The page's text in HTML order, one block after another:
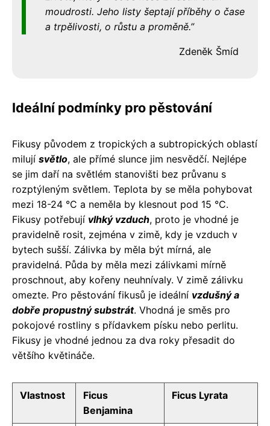
moudrosti. Jeho listy šeptají příběhy o čase
a trpělivosti, o růstu a proměně.
Zdeněk Šmíd
Ideální podmínky pro pěstování
Fikusy původem z tropických a subtropických oblastí
milují světlo, ale přímé slunce jim nesvědčí. Nejlépe
se jim daří na světlém stanovišti bez průvanu s
rozptýleným světlem. Teplota by se měla pohybovat
mezi 18-24 °C a neměla by klesnout pod 15 °C.
Fikusy potřebují vlhký vzduch, proto je vhodné je
pravidelně rosit, zejména v zimě, kdy je vzduch v
bytech sušší. Zálivka by měla být mírná, ale
pravidelná. Půda by měla mezi zálivkami mírně
proschnout, aby kořeny neuhnívaly. V zimě zálivku
omezte. Pro pěstování fikusů je ideální vzdušný a
dobře propustný substrát. Vhodná je směs pro
pokojové rostliny s přídavkem písku nebo perlitu.
Fikusy je vhodné jednou za dva roky přesadit do
většího květináče.
Vlastnost
Ficus
Benjamina
Ficus Lyrata